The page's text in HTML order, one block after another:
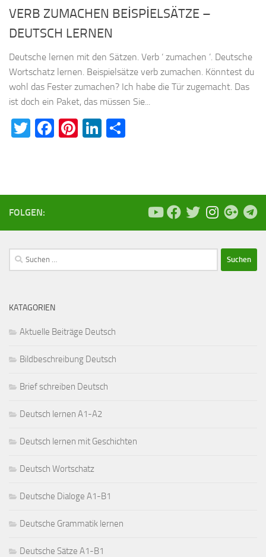
VERB ZUMACHEN BEİSPİELSÄTZE –
DEUTSCH LERNEN
Deutsche lernen mit den Sätzen. Verb ‘ zumachen ’. Deutsche
Wortschatz lernen. Beispielsätze verb zumachen. Könntest du
wohl das Fester zumachen? Ich habe die Tür zugemacht. Das
ist doch ein Paket, das müssen Sie...
Twitter
Facebook
Pinterest
LinkedIn
FOLGEN:
Suchen
nach:
KATAGORIEN
Aktuelle Beiträge Deutsch
Bildbeschreibung Deutsch
Brief schreiben Deutsch
Deutsch lernen A1-A2
Deutsch lernen mit Geschichten
Deutsch Wortschatz
Deutsche Dialoge A1-B1
Deutsche Grammatik lernen
Deutsche Sätze A1-B1